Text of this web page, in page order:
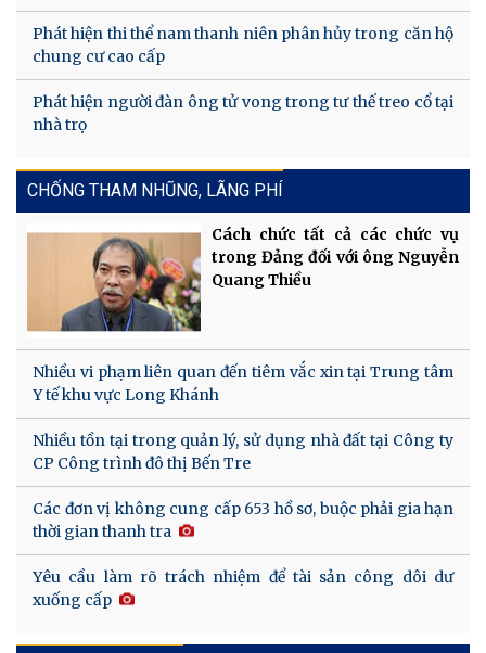
Phát hiện thi thể nam thanh niên phân hủy trong căn hộ
chung cư cao cấp
Phát hiện người đàn ông tử vong trong tư thế treo cổ tại
nhà trọ
CHỐNG THAM NHŨNG, LÃNG PHÍ
Cách chức tất cả các chức vụ
trong Đảng đối với ông Nguyễn
Quang Thiều
Nhiều vi phạm liên quan đến tiêm vắc xin tại Trung tâm
Y tế khu vực Long Khánh
Nhiều tồn tại trong quản lý, sử dụng nhà đất tại Công ty
CP Công trình đô thị Bến Tre
Các đơn vị không cung cấp 653 hồ sơ, buộc phải gia hạn
thời gian thanh tra
Yêu cầu làm rõ trách nhiệm để tài sản công dôi dư
xuống cấp